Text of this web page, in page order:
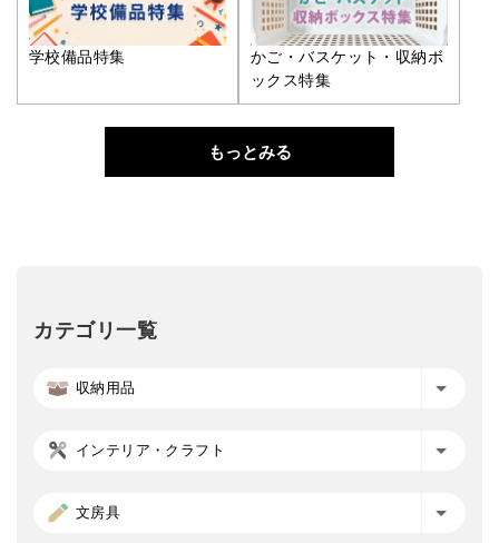
学校備品特集
かご・バスケット・収納ボ
ックス特集
もっとみる
カテゴリ一覧
収納用品
インテリア・クラフト
文房具